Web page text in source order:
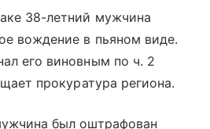
38-летний мужчина
вождение в пьяном виде.
его виновным по ч. 2
прокуратура региона.
был оштрафован